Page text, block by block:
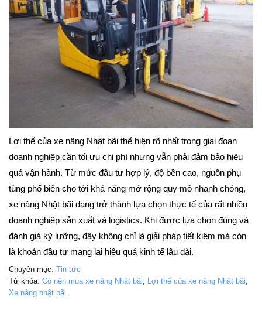
Lợi thế của xe nâng Nhật bãi thể hiện rõ nhất trong giai đoạn
doanh nghiệp cần tối ưu chi phí nhưng vẫn phải đảm bảo hiệu
quả vận hành. Từ mức đầu tư hợp lý, độ bền cao, nguồn phụ
tùng phổ biến cho tới khả năng mở rộng quy mô nhanh chóng,
xe nâng Nhật bãi đang trở thành lựa chọn thực tế của rất nhiều
doanh nghiệp sản xuất và logistics. Khi được lựa chọn đúng và
đánh giá kỹ lưỡng, đây không chỉ là giải pháp tiết kiệm mà còn
là khoản đầu tư mang lại hiệu quả kinh tế lâu dài.
Chuyên mục: Tin tức
Từ khóa: Có nên mua xe nâng Nhật bãi, Lợi thế của xe nâng Nhật bãi,
Xe nâng nhật bãi.